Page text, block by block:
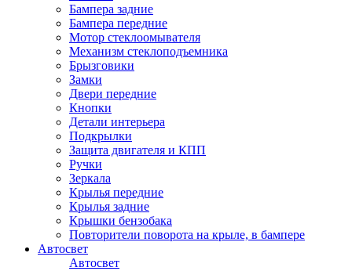
Бампера задние
Бампера передние
Мотор стеклоомывателя
Механизм стеклоподъемника
Брызговики
Замки
Двери передние
Кнопки
Детали интерьера
Подкрылки
Защита двигателя и КПП
Ручки
Зеркала
Крылья передние
Крылья задние
Крышки бензобака
Повторители поворота на крыле, в бампере
Автосвет
Автосвет